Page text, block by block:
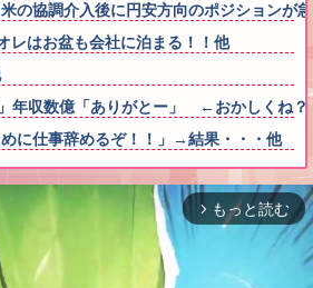
の協調介入後に円安方向のポジションが
レはお盆も会社に泊まる！！他
年収数億「ありがとー」 ←おかしくね？
めに仕事辞めるぞ！！」→結果・・・他
arrow_forward_ios もっと読む